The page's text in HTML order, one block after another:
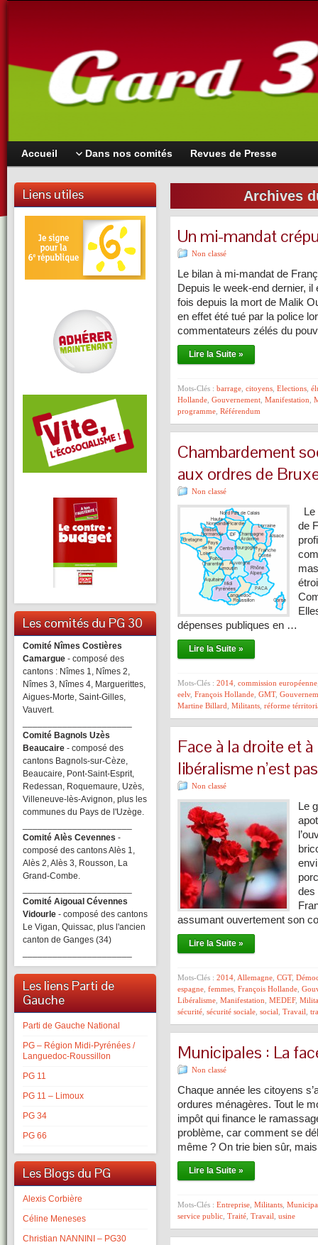
Accueil Dans nos comités Revues de Presse
Liens utiles
Les comités du PG 30
Comité Nîmes Costières
Camargue - composé des
cantons : Nîmes 1, Nîmes 2,
Nîmes 3, Nîmes 4, Marguerittes,
Aigues-Morte, Saint-Gilles,
Vauvert.
Comité Bagnols Uzès
Beaucaire - composé des
cantons Bagnols-sur-Cèze,
Beaucaire, Pont-Saint-Esprit,
Redessan, Roquemaure, Uzès,
Villeneuve-lès-Avignon, plus les
communes du Pays de l'Uzège.
Comité Alès Cevennes -
composé des cantons Alès 1,
Alès 2, Alès 3, Rousson, La
Grand-Combe.
Comité Aigoual Cévennes
Vidourle - composé des cantons
Le Vigan, Quissac, plus l'ancien
canton de Ganges (34)
Les liens Parti de
Gauche
Parti de Gauche National
PG – Région Midi-Pyrénées /
Languedoc-Roussillon
PG 11
PG 11 – Limoux
PG 34
PG 66
Les Blogs du PG
Alexis Corbière
Céline Meneses
Christian NANNINI – PG30
Archives
Un mi-mandat
Non classé
Le bilan à mi-mandat de
Depuis le week-end dernier,
fois depuis la mort de Malik
en effet été tué par la police
commentateurs zélés du
Lire la Suite »
Mots-Clés : barrage citoyens Elections
Hollande Gouvernement Manifestation
programme Référendum
Chambardement
aux ordres de
Non classé
Le
de
dépenses publiques en …
Lire la Suite »
Mots-Clés : 2014 commission européenne
eelv, François Hollande GMT,
Martine Billard Militants réforme
Face à la droite et
libéralisme n’est
Non classé
Le
des
assumant ouvertement son
Lire la Suite »
Mots-Clés : 2014 Allemagne CGT,
espagne femmes François Hollande
Libéralisme Manifestation MEDEF,
sécurité sécurité sociale social Travail
Municipales : La
Non classé
Chaque année les citoyens
ordures ménagères. Tout le
impôt qui finance le
problème, car comment se
même ? On trie bien sûr,
Lire la Suite »
Mots-Clés : Entreprise Militants
service public Traité Travail usine